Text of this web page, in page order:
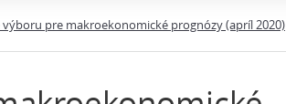
výboru pre makroekonomické prognózy (apríl 2020)